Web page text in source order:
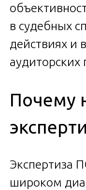
в судебных
действиях и
аудиторских
Почему
Экспертиза
широком